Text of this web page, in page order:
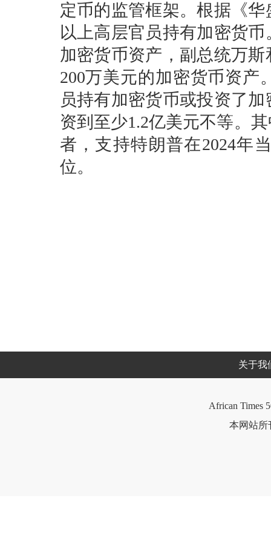
定币的监管框架。根据《
以上高层官员持有加密货
加密货币资产，副总统万
200万美元的加密货币资产
员持有加密货币或投资了
资到至少1.2亿美元不等。
者，支持特朗普在2024年
位。
关于我
African Times
本网站所